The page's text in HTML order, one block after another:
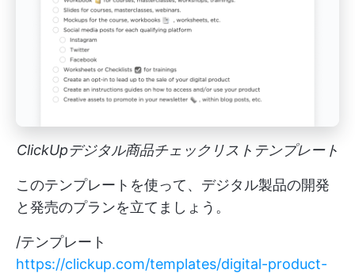
ClickUpデジタル商品チェックリストテンプレート
このテンプレートを使って、デジタル製品の開発
と発売のプランを立てましょう。
/テンプレート
https://clickup.com/templates/digital-product-